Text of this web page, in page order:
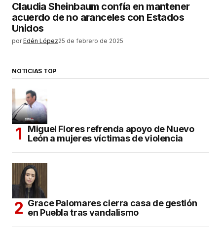
Claudia Sheinbaum confía en mantener
acuerdo de no aranceles con Estados
Unidos
por Edén López25 de febrero de 2025
NOTICIAS TOP
Miguel Flores refrenda apoyo de Nuevo
León a mujeres víctimas de violencia
Grace Palomares cierra casa de gestión
en Puebla tras vandalismo